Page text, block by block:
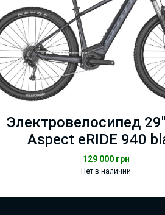
Электровелосипед
Aspect eRIDE 940
129 000 грн
Нет в наличии